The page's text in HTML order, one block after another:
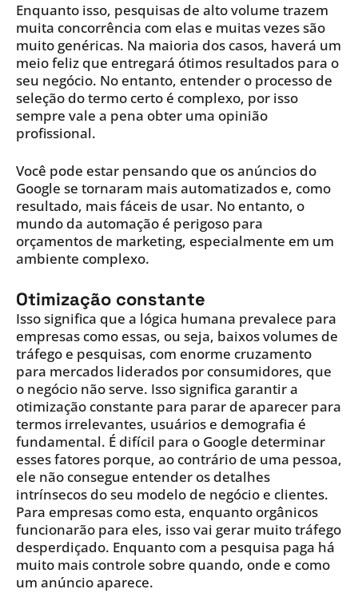
Enquanto isso, pesquisas de alto volume trazem
muita concorrência com elas e muitas vezes são
muito genéricas. Na maioria dos casos, haverá um
meio feliz que entregará ótimos resultados para o
seu negócio. No entanto, entender o processo de
seleção do termo certo é complexo, por isso
sempre vale a pena obter uma opinião
profissional.
Você pode estar pensando que os anúncios do
Google se tornaram mais automatizados e, como
resultado, mais fáceis de usar. No entanto, o
mundo da automação é perigoso para
orçamentos de marketing, especialmente em um
ambiente complexo.
Otimização constante
Isso significa que a lógica humana prevalece para
empresas como essas, ou seja, baixos volumes de
tráfego e pesquisas, com enorme cruzamento
para mercados liderados por consumidores, que
o negócio não serve. Isso significa garantir a
otimização constante para parar de aparecer para
termos irrelevantes, usuários e demografia é
fundamental. É difícil para o Google determinar
esses fatores porque, ao contrário de uma pessoa,
ele não consegue entender os detalhes
intrínsecos do seu modelo de negócio e clientes.
Para empresas como esta, enquanto orgânicos
funcionarão para eles, isso vai gerar muito tráfego
desperdiçado. Enquanto com a pesquisa paga há
muito mais controle sobre quando, onde e como
um anúncio aparece.